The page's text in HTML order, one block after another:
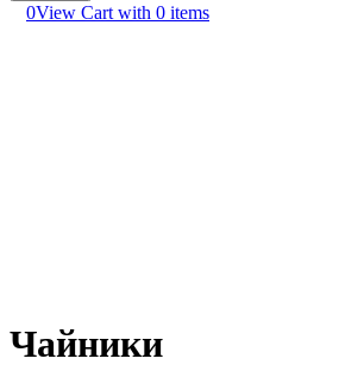
0View Cart with 0 items
Чайники